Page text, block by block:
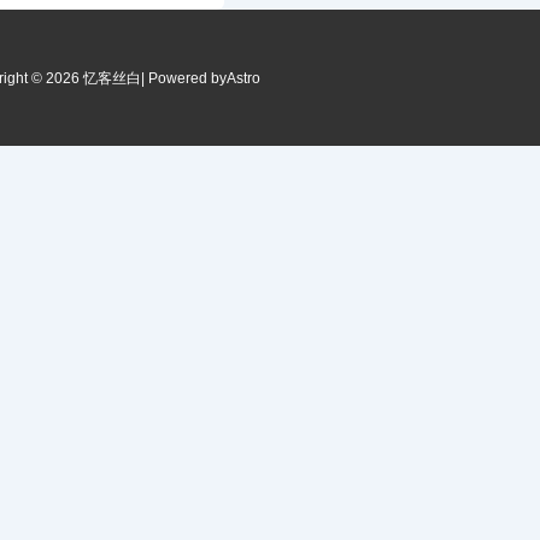
© 2026 忆客丝白 | Powered byAstro